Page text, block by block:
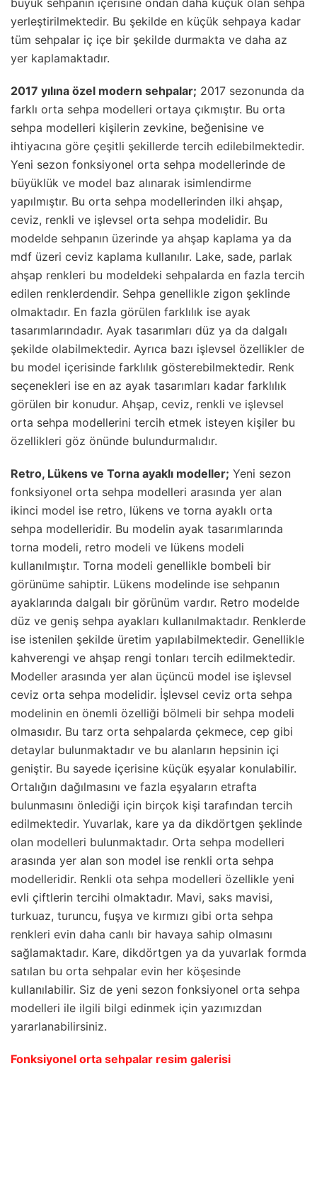
yerleştirilmektedir. Bu şekilde en küçük sehpaya kadar
tüm sehpalar iç içe bir şekilde durmakta ve daha az
yer kaplamaktadır.
2017 yılına özel modern sehpalar; 2017 sezonunda da
farklı orta sehpa modelleri ortaya çıkmıştır. Bu orta
sehpa modelleri kişilerin zevkine, beğenisine ve
ihtiyacına göre çeşitli şekillerde tercih edilebilmektedir.
Yeni sezon fonksiyonel orta sehpa modellerinde de
büyüklük ve model baz alınarak isimlendirme
yapılmıştır. Bu orta sehpa modellerinden ilki ahşap,
ceviz, renkli ve işlevsel orta sehpa modelidir. Bu
modelde sehpanın üzerinde ya ahşap kaplama ya da
mdf üzeri ceviz kaplama kullanılır. Lake, sade, parlak
ahşap renkleri bu modeldeki sehpalarda en fazla tercih
edilen renklerdendir. Sehpa genellikle zigon şeklinde
olmaktadır. En fazla görülen farklılık ise ayak
tasarımlarındadır. Ayak tasarımları düz ya da dalgalı
şekilde olabilmektedir. Ayrıca bazı işlevsel özellikler de
bu model içerisinde farklılık gösterebilmektedir. Renk
seçenekleri ise en az ayak tasarımları kadar farklılık
görülen bir konudur. Ahşap, ceviz, renkli ve işlevsel
orta sehpa modellerini tercih etmek isteyen kişiler bu
özellikleri göz önünde bulundurmalıdır.
Retro, Lükens ve Torna ayaklı modeller; Yeni sezon
fonksiyonel orta sehpa modelleri arasında yer alan
ikinci model ise retro, lükens ve torna ayaklı orta
sehpa modelleridir. Bu modelin ayak tasarımlarında
torna modeli, retro modeli ve lükens modeli
kullanılmıştır. Torna modeli genellikle bombeli bir
görünüme sahiptir. Lükens modelinde ise sehpanın
ayaklarında dalgalı bir görünüm vardır. Retro modelde
düz ve geniş sehpa ayakları kullanılmaktadır. Renklerde
ise istenilen şekilde üretim yapılabilmektedir. Genellikle
kahverengi ve ahşap rengi tonları tercih edilmektedir.
Modeller arasında yer alan üçüncü model ise işlevsel
ceviz orta sehpa modelidir. İşlevsel ceviz orta sehpa
modelinin en önemli özelliği bölmeli bir sehpa modeli
olmasıdır. Bu tarz orta sehpalarda çekmece, cep gibi
detaylar bulunmaktadır ve bu alanların hepsinin içi
geniştir. Bu sayede içerisine küçük eşyalar konulabilir.
Ortalığın dağılmasını ve fazla eşyaların etrafta
bulunmasını önlediği için birçok kişi tarafından tercih
edilmektedir. Yuvarlak, kare ya da dikdörtgen şeklinde
olan modelleri bulunmaktadır. Orta sehpa modelleri
arasında yer alan son model ise renkli orta sehpa
modelleridir. Renkli ota sehpa modelleri özellikle yeni
evli çiftlerin tercihi olmaktadır. Mavi, saks mavisi,
turkuaz, turuncu, fuşya ve kırmızı gibi orta sehpa
renkleri evin daha canlı bir havaya sahip olmasını
sağlamaktadır. Kare, dikdörtgen ya da yuvarlak formda
satılan bu orta sehpalar evin her köşesinde
kullanılabilir. Siz de yeni sezon fonksiyonel orta sehpa
modelleri ile ilgili bilgi edinmek için yazımızdan
yararlanabilirsiniz.
Fonksiyonel orta sehpalar resim galerisi